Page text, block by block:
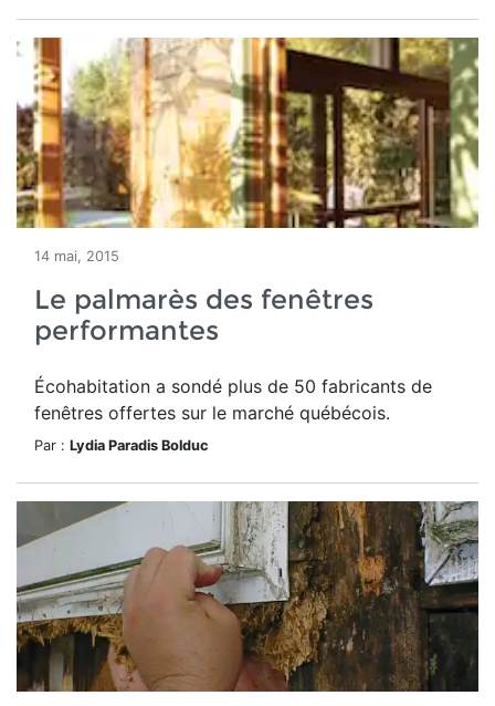
14 mai, 2015
Le palmarès des fenêtres
performantes
Écohabitation a sondé plus de 50 fabricants de
fenêtres offertes sur le marché québécois.
Par : Lydia Paradis Bolduc